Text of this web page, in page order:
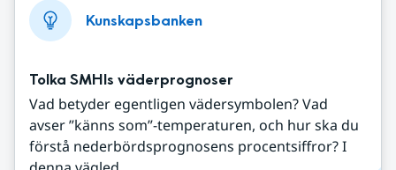
Kunskapsbanken
Tolka SMHIs väderprognoser
Vad betyder egentligen vädersymbolen? Vad
avser ”känns som”-temperaturen, och hur ska du
förstå nederbördsprognosens procentsiffror? I